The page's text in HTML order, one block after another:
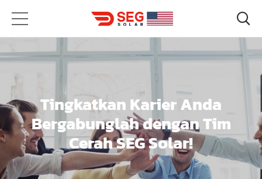
Tingkatkan Karier Anda
Bergabunglah dengan Tim
Cerah SEG Solar!